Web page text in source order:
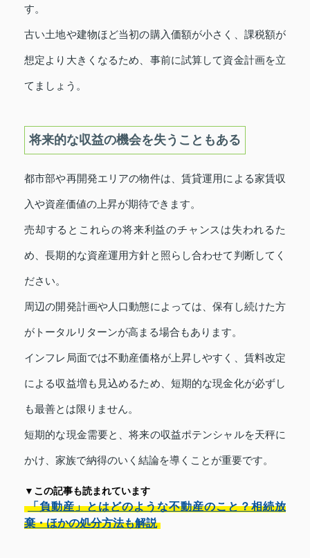
す。
古い土地や建物ほど当初の購入価額が小さく、課税額が
想定より大きくなるため、事前に試算して資金計画を立
てましょう。
将来的な収益の機会を失うこともある
都市部や再開発エリアの物件は、賃貸運用による家賃収
入や資産価値の上昇が期待できます。
売却するとこれらの将来利益のチャンスは失われるた
め、長期的な資産運用方針と照らし合わせて判断してく
ださい。
周辺の開発計画や人口動態によっては、保有し続けた方
がトータルリターンが高まる場合もあります。
インフレ局面では不動産価格が上昇しやすく、賃料改定
による収益増も見込めるため、短期的な現金化が必ずし
も最善とは限りません。
短期的な現金需要と、将来の収益ポテンシャルを天秤に
かけ、家族で納得のいく結論を導くことが重要です。
▼この記事も読まれています
「負動産」とはどのような不動産のこと？相続放
棄・ほかの処分方法も解説